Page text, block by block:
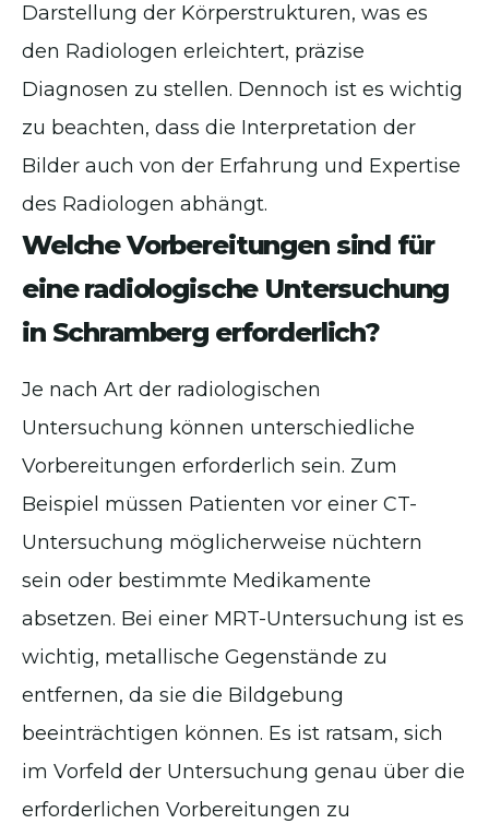
Darstellung der Körperstrukturen, was es
den Radiologen erleichtert, präzise
Diagnosen zu stellen. Dennoch ist es wichtig
zu beachten, dass die Interpretation der
Bilder auch von der Erfahrung und Expertise
des Radiologen abhängt.
Welche Vorbereitungen sind für
eine radiologische Untersuchung
in Schramberg erforderlich?
Je nach Art der radiologischen
Untersuchung können unterschiedliche
Vorbereitungen erforderlich sein. Zum
Beispiel müssen Patienten vor einer CT-
Untersuchung möglicherweise nüchtern
sein oder bestimmte Medikamente
absetzen. Bei einer MRT-Untersuchung ist es
wichtig, metallische Gegenstände zu
entfernen, da sie die Bildgebung
beeinträchtigen können. Es ist ratsam, sich
im Vorfeld der Untersuchung genau über die
erforderlichen Vorbereitungen zu